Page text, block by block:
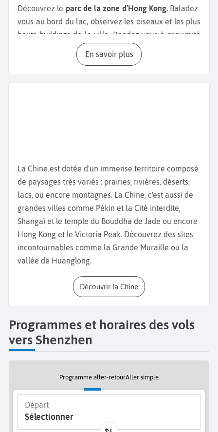
Découvrez le parc de la zone d’Hong Kong.Baladez-
vous au bord du lac, observez les oiseaux et les plus
hauts buildings de la ville. Rendez-vous à proximité
Splendid China Folk Village
au monde abrite des monuments et espaces qui
incarnent l’histoire, la culture, les coutumes et
monde. Si vous souhaitez voir un spectacle
authentique et en apprendre davantage sur la
culture chinoise, allez faire un tour auHe Xiangning
Art Museum. Pour faire du shopping et ramener des
souvenirs, allez au Luohu Commercial City.Vous y
trouverez de grands couturiers et des produits de
luxes ou bien des contrefaçons de marques.
Poursuivez votreséjour à Shenzhen
nature, de l’air humide et des oiseaux protégés.
Découvrez non loin de là,la banlieue de Dafen
anciens. Enfin, pour vous restaurer rendez-vous dans
le centre-ville. Testez le célèbre poulet impérial ou
bien le véritable Tofu Ma Po.Bonnes vacances à
En savoir plus
La Chine est dotée d'un immense territoire composé
de paysages très variés : prairies, rivières, déserts,
lacs, ou encore montagnes. La Chine, c'est aussi de
grandes villes comme Pékin et la Cité interdite,
Shangaï et le temple du Bouddha de Jade ou encore
Hong Kong et le Victoria Peak. Découvrez des sites
incontournables comme la Grande Muraille ou la
vallée de Huanglong.
Découvrir la Chine
Programmes et horaires des vols
vers Shenzhen
Programme aller-retourAller simple
Départ
Sélectionner